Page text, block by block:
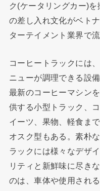
ク(ケータリングカー)
の差し入れ文化がベト
ターテイメント業界で
コーヒートラックには
ニューが調理できる設
最新のコーヒーマシン
供する小型トラック、
イーツ、果物、軽食ま
オスク型もある。素朴
ラックには様々なデザ
リティと新鮮味に尽き
のは、車体や使用され